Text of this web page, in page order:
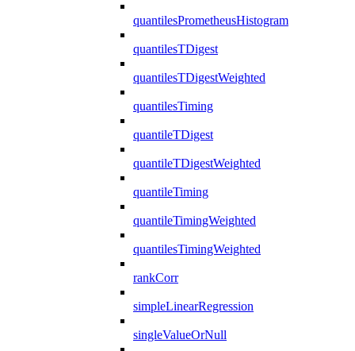
quantilesPrometheusHistogram
quantilesTDigest
quantilesTDigestWeighted
quantilesTiming
quantileTDigest
quantileTDigestWeighted
quantileTiming
quantileTimingWeighted
quantilesTimingWeighted
rankCorr
simpleLinearRegression
singleValueOrNull